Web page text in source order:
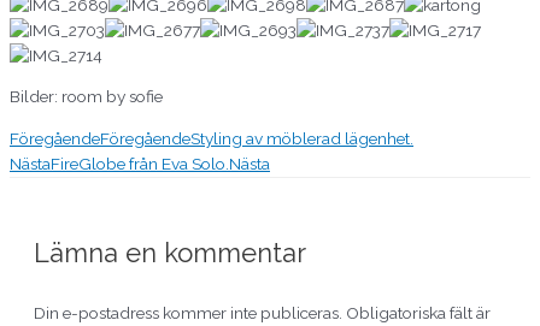
Bilder: room by sofie
FöregåendeFöregåendeStyling av möblerad lägenhet.
NästaFireGlobe från Eva Solo. Nästa
Lämna en kommentar
Din e-postadress kommer inte publiceras. Obligatoriska fält är